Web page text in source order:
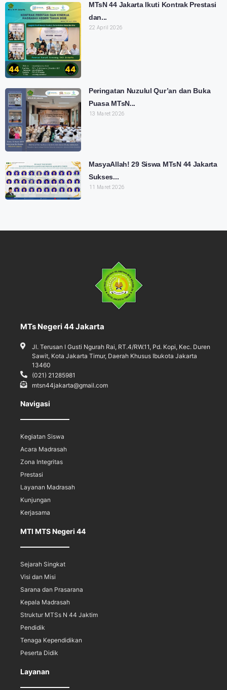
MTsN 44 Jakarta Ikuti Kontrak Prestasi
dan...
22 April 2026
Peringatan Nuzulul Qur’an dan Buka
Puasa MTsN...
13 Maret 2026
MasyaAllah! 29 Siswa MTsN 44 Jakarta
Sukses...
11 Maret 2026
MTs Negeri 44 Jakarta
Jl. Terusan I Gusti Ngurah Rai, RT.4/RW.11, Pd. Kopi, Kec. Duren
Sawit, Kota Jakarta Timur, Daerah Khusus Ibukota Jakarta
13460
(021) 21285981
mtsn44jakarta@gmail.com
Navigasi
Kegiatan Siswa
Acara Madrasah
Zona Integritas
Prestasi
Layanan Madrasah
Kunjungan
Kerjasama
MTI MTS Negeri 44
Sejarah Singkat
Visi dan Misi
Sarana dan Prasarana
Kepala Madrasah
Struktur MTSs N 44 Jaktim
Pendidik
Tenaga Kependidikan
Peserta Didik
Layanan